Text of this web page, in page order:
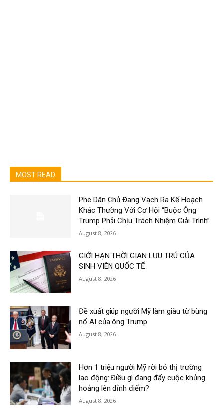
MOST READ
Phe Dân Chủ Đang Vạch Ra Kế Hoạch
Khác Thường Với Cơ Hội “Buộc Ông
Trump Phải Chịu Trách Nhiệm Giải Trình”.
August 8, 2026
GIỚI HẠN THỜI GIAN LƯU TRÚ CỦA
SINH VIÊN QUỐC TẾ
August 8, 2026
Đề xuất giúp người Mỹ làm giàu từ bùng
nổ AI của ông Trump
August 8, 2026
Hơn 1 triệu người Mỹ rời bỏ thị trường
lao động: Điều gì đang đẩy cuộc khủng
hoảng lên đỉnh điểm?
August 8, 2026